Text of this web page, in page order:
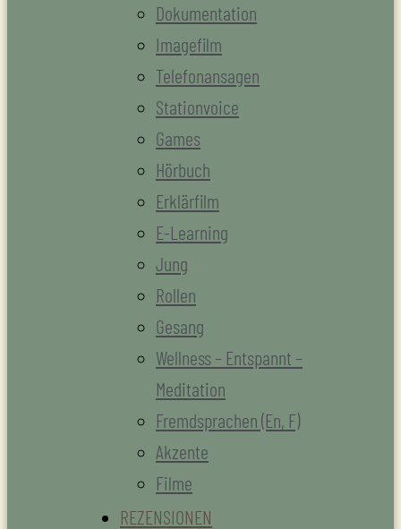
Dokumentation
Imagefilm
Telefonansagen
Stationvoice
Games
Hörbuch
Erklärfilm
E-Learning
Jung
Rollen
Gesang
Wellness – Entspannt –
Meditation
Fremdsprachen (En, F)
Akzente
Filme
REZENSIONEN